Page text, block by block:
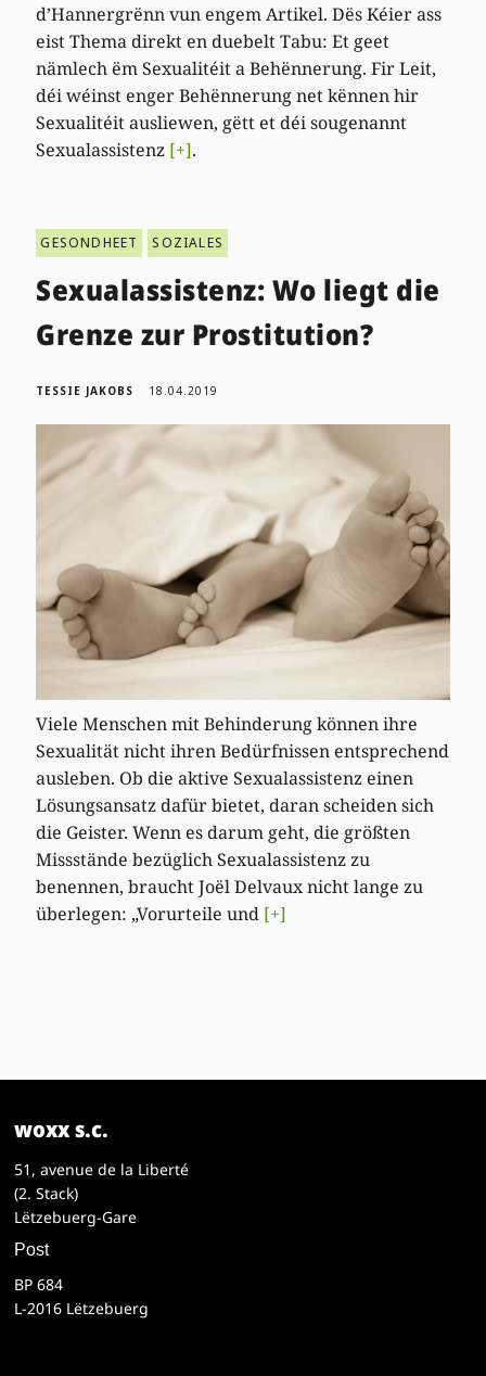
d’Hannergrënn vun engem Artikel. Dës Kéier ass
eist Thema direkt en duebelt Tabu: Et geet
nämlech ëm Sexualitéit a Behënnerung. Fir Leit,
déi wéinst enger Behënnerung net kënnen hir
Sexualitéit ausliewen, gëtt et déi sougenannt
Sexualassistenz [+].
GESONDHEET SOZIALES
Sexualassistenz: Wo liegt die
Grenze zur Prostitution?
TESSIE JAKOBS 18.04.2019
Viele Menschen mit Behinderung können ihre
Sexualität nicht ihren Bedürfnissen entsprechend
ausleben. Ob die aktive Sexualassistenz einen
Lösungsansatz dafür bietet, daran scheiden sich
die Geister. Wenn es darum geht, die größten
Missstände bezüglich Sexualassistenz zu
benennen, braucht Joël Delvaux nicht lange zu
überlegen: „Vorurteile und [+]
woxx s.c.
51, avenue de la Liberté
(2. Stack)
Lëtzebuerg-Gare
Post
BP 684
L-2016 Lëtzebuerg